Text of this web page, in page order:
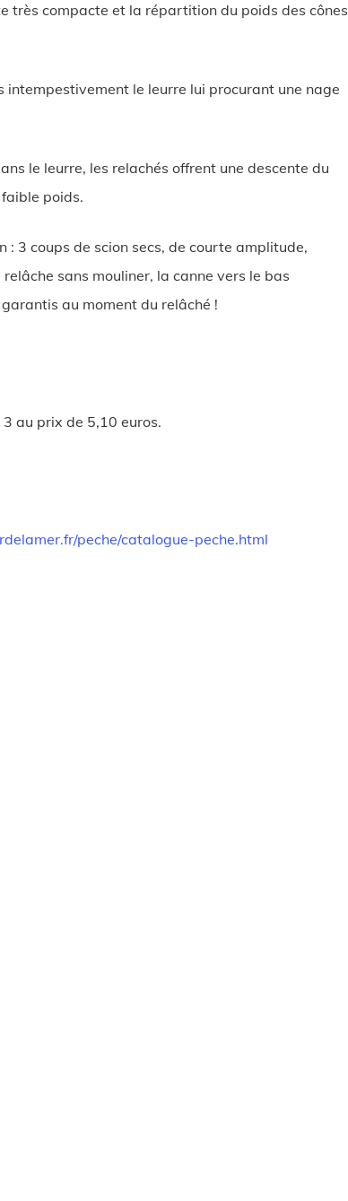
très compacte et la répartition du poids des cônes
le leurre lui procurant une nage
le leurre, les relachés offrent une descente du
poids.
: 3 coups de scion secs, de courte amplitude,
sans mouliner, la canne vers le bas
au moment du relâché !
3 au prix de 5,10 euros.
peche/catalogue-peche.html